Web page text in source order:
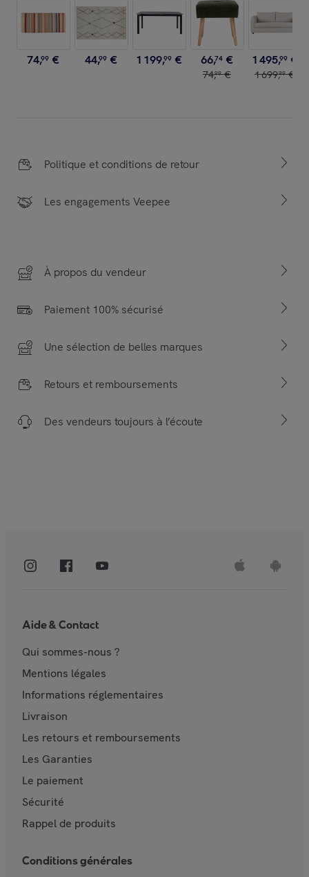
74,99 € 44,99 € 1 199,99 € 66,74 €
74,99 €
1495,99 €
1699,99 €
Politique et conditions de retour
Les engagements Veepee
À propos du vendeur
Paiement 100% sécurisé
Une sélection de belles marques
Retours et remboursements
Des vendeurs toujours à l’écoute
Aide & Contact
Qui sommes-nous ?
Mentions légales
Informations réglementaires
Livraison
Les retours et remboursements
Les Garanties
Le paiement
Sécurité
Rappel de produits
Conditions générales